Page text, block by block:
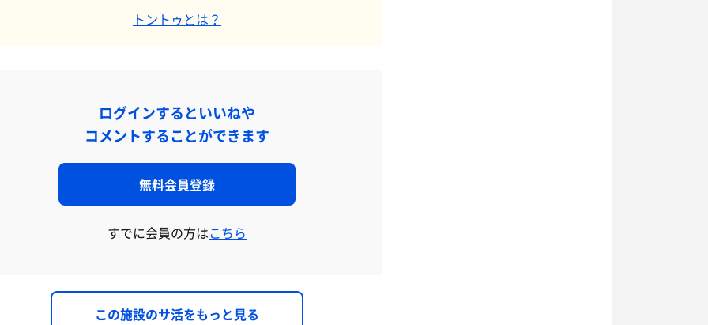
トントゥとは？
ログインするといいねや
コメントすることができます
無料会員登録
すでに会員の方はこちら
この施設のサ活をもっと見る